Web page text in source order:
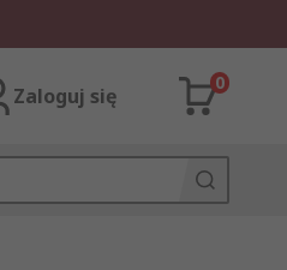
Zaloguj się
0